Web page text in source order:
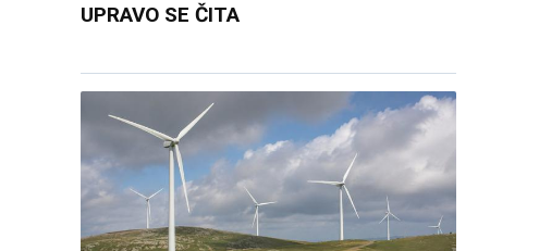
UPRAVO SE ČITA